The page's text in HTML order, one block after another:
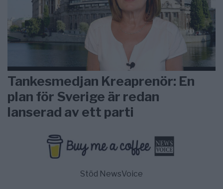
Tankesmedjan Kreaprenör: En
plan för Sverige är redan
lanserad av ett parti
Stöd NewsVoice